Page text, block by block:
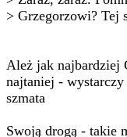
> Grzegorzowi? Tej
Ależ jak najbardziej
najtaniej -
szmata
Swoją drogą - takie